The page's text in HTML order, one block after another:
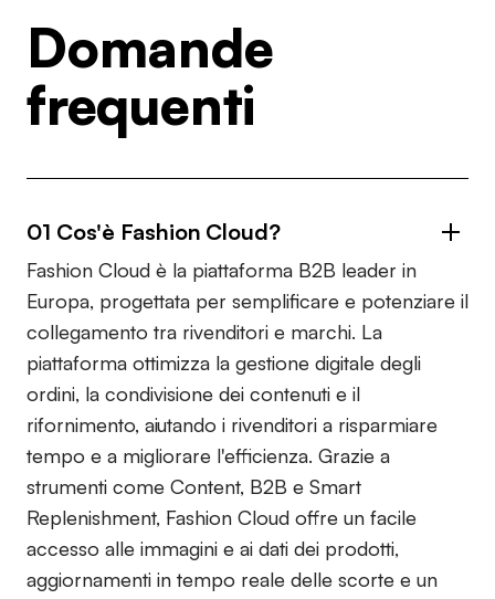
Domande
frequenti
01 Cos'è Fashion Cloud?
Fashion Cloud è la piattaforma B2B leader in
Europa, progettata per semplificare e potenziare il
collegamento tra rivenditori e marchi. La
piattaforma ottimizza la gestione digitale degli
ordini, la condivisione dei contenuti e il
rifornimento, aiutando i rivenditori a risparmiare
tempo e a migliorare l'efficienza. Grazie a
strumenti come Content, B2B e Smart
Replenishment, Fashion Cloud offre un facile
accesso alle immagini e ai dati dei prodotti,
aggiornamenti in tempo reale delle scorte e un